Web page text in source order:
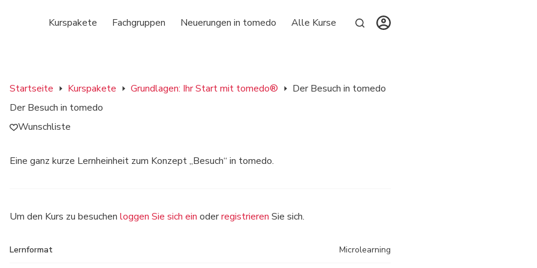
Kurspakete Fachgruppen Neuerungen in tomedo Alle Kurse
Startseite Kurspakete Grundlagen: Ihr Start mit tomedo®
Der Besuch in tomedo
Der Besuch in tomedo
Wunschliste
Eine ganz kurze Lernheinheit zum Konzept „Besuch“ in tomedo.
Um den Kurs zu besuchen loggen Sie sich ein oderregistrieren Sie sich.
Lernformat Microlearning